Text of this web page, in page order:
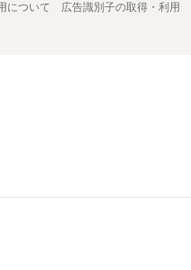
について 広告識別子の取得・利用